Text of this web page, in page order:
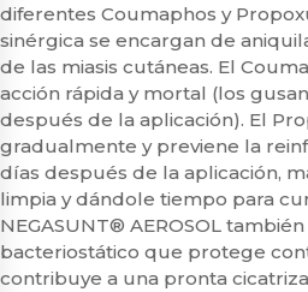
diferentes Coumaphos y
sinérgica se encargan de
de las miasis cutáneas. El
acción rápida y mortal (los
después de la aplicación). El
gradualmente y previene la
días después de la aplicación,
limpia y dándole tiempo para
NEGASUNT® AEROSOL
bacteriostático que protege
contribuye a una pronta